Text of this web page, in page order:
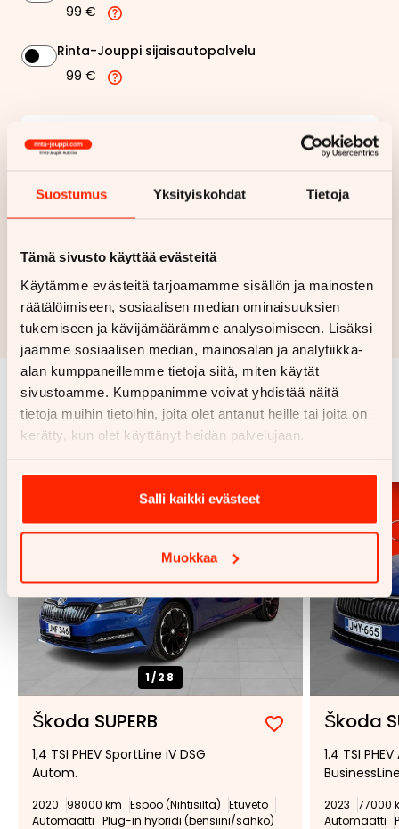
Suostumus Yksityiskohdat Tietoja
Tämä sivusto käyttää evästeitä
Käytämme evästeitä tarjoamamme sisällön ja mainosten
räätälöimiseen, sosiaalisen median ominaisuuksien
tukemiseen ja kävijämäärämme analysoimiseen. Lisäksi
jaamme sosiaalisen median, mainosalan ja analytiikka-
alan kumppaneillemme tietoja siitä, miten käytät
sivustoamme. Kumppanimme voivat yhdistää näitä
tietoja muihin tietoihin, joita olet antanut heille tai joita on
kerätty, kun olet käyttänyt heidän palvelujaan.
Salli kaikki evästeet
Muokkaa
99 €
Rinta-Jouppi sijaisautopalvelu
99 €
Kuukausierä 263,05 €
Hae rahoitustarjous
Rahoituslaskelma on suuntaa antava ja edellyttää hyväksytyn
luottopäätöksen ja kaskovakuutuksen.
Samankaltaisia ajoneuvoja
Katso kaikki
1/28
Škoda SUPERB
Lisää
suosikiksi
Poista
suosikeista
1,4 TSI PHEV SportLine iV DSG
Autom.
2020 98000 km Espoo (Nihtisilta) Etuveto
Automaatti Plug-in hybridi (bensiini/sähkö)
Škoda
1.4 TSI
2023 77000
Automaatti